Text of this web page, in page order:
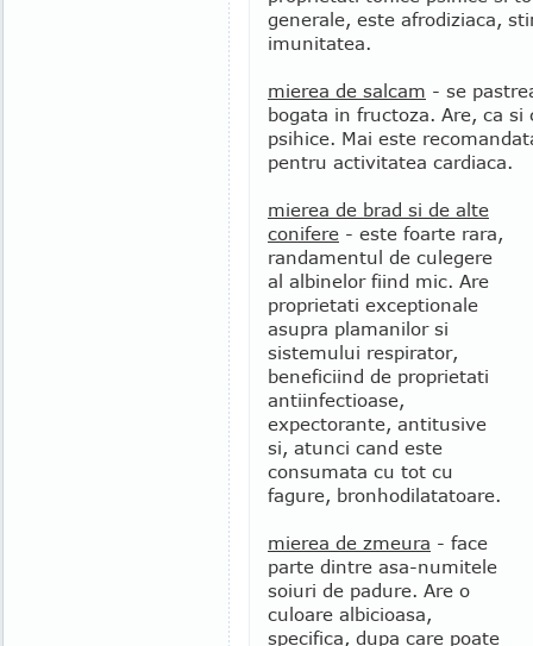
generale, este afrodiziaca,
imunitatea.
mierea de salcam - se
bogata in fructoza. Are, ca
psihice. Mai este
pentru activitatea cardiaca.
mierea de brad si de alte
conifere - este foarte rara,
randamentul de culegere
al albinelor fiind mic. Are
proprietati exceptionale
asupra plamanilor si
sistemului respirator,
beneficiind de proprietati
antiinfectioase,
expectorante, antitusive
si, atunci cand este
consumata cu tot cu
fagure, bronhodilatatoare.
mierea de zmeura - face
parte dintre asa-numitele
soiuri de padure. Are o
culoare albicioasa,
specifica, dupa care poate